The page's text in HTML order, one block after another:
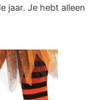
jaar. Je hebt alleen